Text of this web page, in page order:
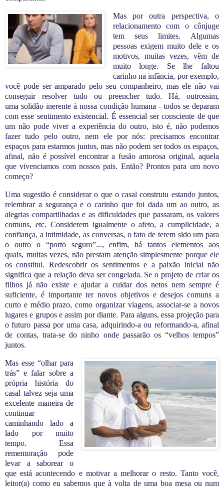
Mas por outra perspectiva, o
relacionamento com o cônjuge
tem seus limites. Algumas
pessoas exigem muito dele e os
motivos, muitas vezes, vêm de
muito longe. Se lhe faltou
carinho na infância, por exemplo,
você pode ser amparado pelo seu companheiro, masele não vai
conseguir resolver tudo ou preencher tudo. Há, outrossim,
umasolidão inerente à nossa condição humana - todos se deparam
com esse sentimento existencial. É essencial ser consciente de que
um não pode viver a experiência do outro, isto é, não podemos
fazer tudo pelo outro, nem ele por nós: precisamos encontrar
espaços para estarmos juntos, mas não podem ser todos os espaços,
afinal, não é possível encontrar a fusão amorosa original, aquela
que vivenciamos com nossos pais. Então? Prontos para um novo
começo?
Uma sugestão é considerar o que o casal construiu estando juntos,
relembrar a segurança e o carinho que foi dada um ao outro, as
alegrias compartilhadas e as dificuldades que passaram, os valores
comuns, etc. Considerem igualmente o afeto, a cumplicidade, a
confiança, a intimidade, as conversas, o fato de terem sido um para
o outro o “porto seguro”..., enfim, há tantos elementos aos
quais, muitas vezes, não prestam atenção simplesmente porque ele
os constitui. Redescobrir os sentimentos e a paixão inicial não
significa que a relação deva ser congelada. Se o projeto de criar os
filhos já não existe e ajudar a cuidar dos netos nem sempre é
suficiente, é importante ter novos objetivos e desejos comuns a
curto e médio prazo, como organizar viagens, associar-se a novos
lugares e grupos e assim por diante. Para alguns, essa projeção para
o futuro passa por uma casa, adquirindo-a ou reformando-a, afinal
de contas, trata-se do ninho onde passarão os “velhos tempos”
juntos.
Mas esse “olhar para
trás” e falar sobre a
própria história do
casal talvez seja uma
excelente maneira de
continuar
caminhando lado a
lado por muito
tempo. Essa
rememoração pode
levar a saborear o
que está acontecendo e motivar a melhorar o resto. Tanto você,
leitor(a) como eu sabemos que à volta de uma boa mesa ou num